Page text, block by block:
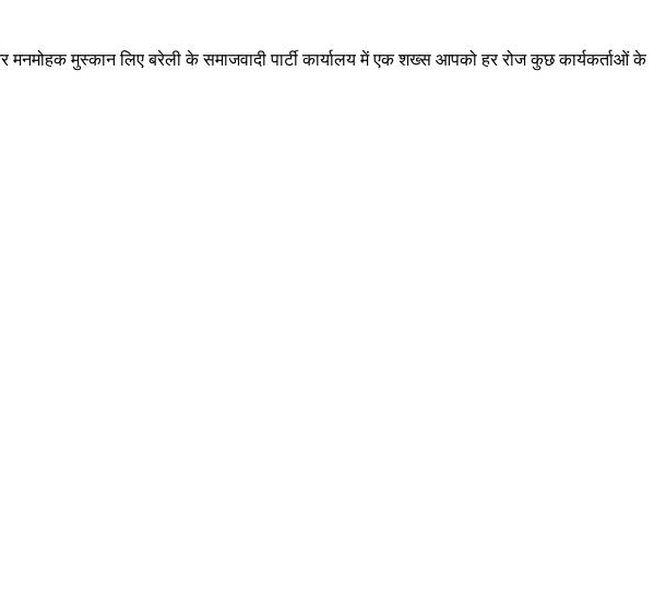
मनमोहक मुस्कान लिए बरेली के समाजवादी पार्टी कार्यालय में एक शख्स आपको हर रोज कुछ कार्यकर्ताओं के